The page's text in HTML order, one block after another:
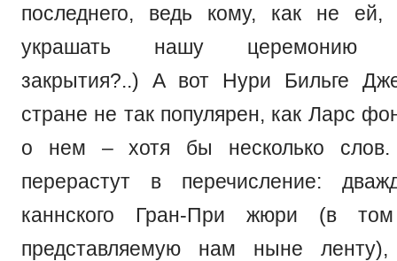
последнего, ведь кому, как не ей,
украшать нашу церемонию
закрытия?..) А вот Нури Бильге
стране не так популярен, как Ларс
о нем – хотя бы несколько
перерастут в перечисление:
каннского Гран-При жюри (в
представляемую нам ныне